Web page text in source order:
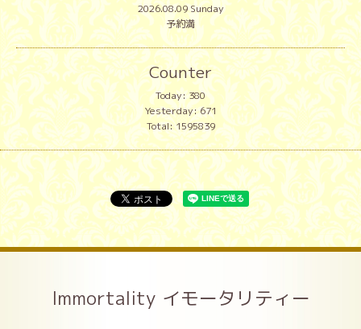
2026.08.09 Sunday
予約満
Counter
Today:380
Yesterday:671
Total:1595839
Immortality イモータリティー